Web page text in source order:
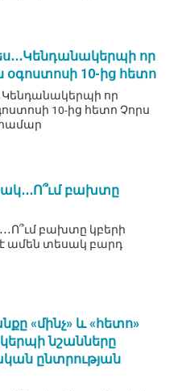
որ
10-ից հետո
որ
10-ից հետո Չորս
բախտը
բախտը կբերի
ամեն տեսակ բարդ
«մինչ» և «հետո»
նշանները
ընտրության